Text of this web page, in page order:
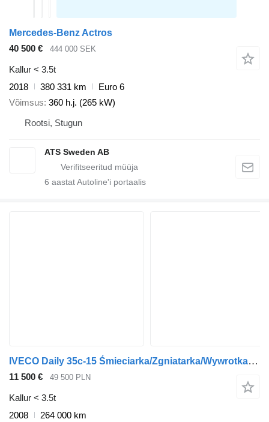
Mercedes-Benz Actros
40 500 €
444 000 SEK
Kallur < 3.5t
2018
380 331 km
Euro 6
Võimsus 360 h.j. (265 kW)
Rootsi, Stugun
ATS Sweden AB
6 aastat Autoline'i portaalis
IVECO Daily 35c-15 Śmieciarka/Zgniatarka/Wywrotka ! 3.0 HPI ! 150 K
11 500 € 49 500 PLN
Kallur < 3.5t
2008
264 000 km